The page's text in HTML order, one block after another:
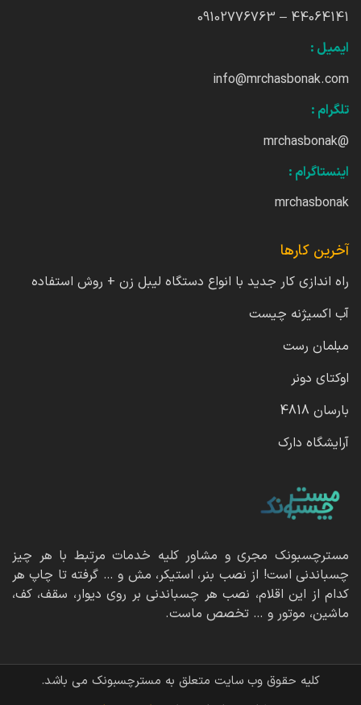
44064141 – 09102776763
ایمیل :
info@mrchasbonak.com
تلگرام :
@mrchasbonak
اینستاگرام :
mrchasbonak
آخرین کارها
راه اندازی کار جدید با انواع دستگاه لیبل زن + روش استفاده
آب اکسیژنه چیست
مبلمان رست
اوکتای دونر
بارسان 4818
آرایشگاه دارک
مسترچسبونک مجری و مشاور کلیه خدمات مرتبط با هر چیز
چسباندنی است! از نصب بنر، استیکر، مش و … گرفته تا چاپ هر
کدام از این اقلام، نصب هر چسباندنی بر روی دیوار، سقف، کف،
ماشین، موتور و … تخصص ماست.
کلیه حقوق وب سایت متعلق به مسترچسبونک می باشد.